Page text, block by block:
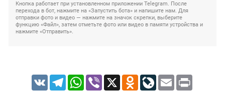
Кнопка работает при установленном приложении Telegram. После
перехода в бот, нажмите на «Запустить бота» и напишите нам. Для
отправки фото и видео — нажмите на значок скрепки, выберите
функцию «Файл», затем отметьте фото или видео в памяти устройства и
нажмите «Отправить».
VK TelegramWhatsApp
Viber X Odnoklassniki
LiveJournal
Email Print